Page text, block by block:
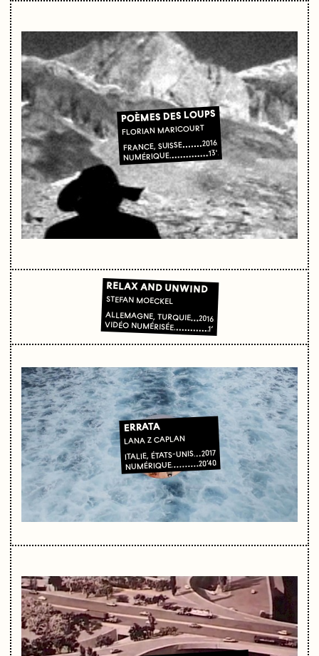
POÈMES DES LOUPS
FLORIAN MARICOURT
FRANCE, SUISSE 2016
NUMÉRIQUE 13'
RELAX AND UNWIND
STEFAN MOECKEL
ALLEMAGNE, TURQUIE 2016
VIDÉO NUMÉRISÉE 1’
ERRATA
LANA Z CAPLAN
ITALIE, ÉTATS-UNIS 2017
NUMÉRIQUE 20’40